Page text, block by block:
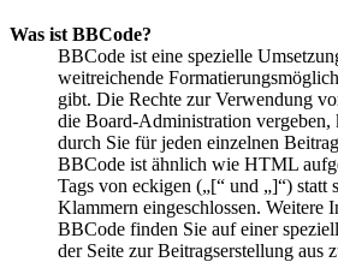
Was ist BBCode?
BBCode ist eine spezielle
weitreichende
gibt. Die Rechte zur Verwendung
die Board-Administration vergeben,
durch Sie für jeden einzelnen
BBCode ist ähnlich wie HTML
Tags von eckigen („[“ und „]“) statt
Klammern eingeschlossen. Weitere
BBCode finden Sie auf einer
der Seite zur Beitragserstellung aus